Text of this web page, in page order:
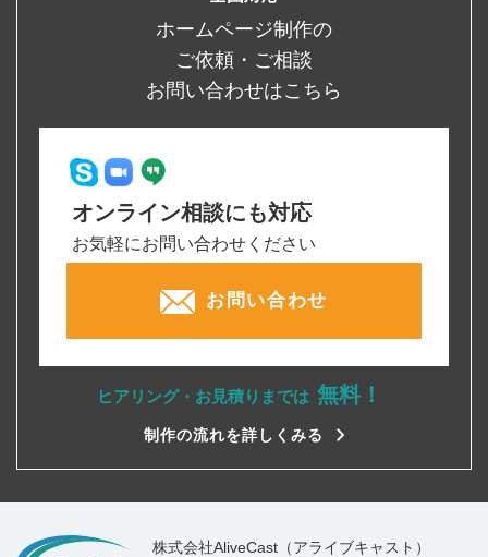
ホームページ制作の
ご依頼・ご相談
お問い合わせはこちら
オンライン相談にも対応
お気軽にお問い合わせください
お問い合わせ
ヒアリング・お見積りまでは 無料！
制作の流れを詳しくみる
株式会社AliveCast（アライブキャスト）